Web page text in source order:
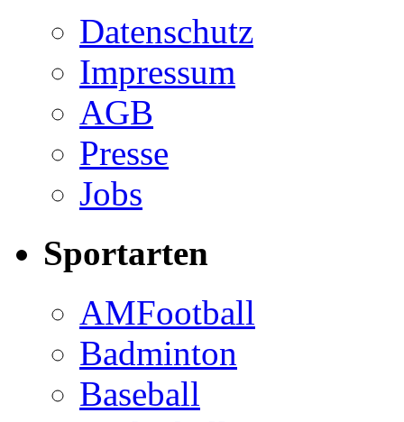
Datenschutz
Impressum
AGB
Presse
Jobs
Sportarten
AMFootball
Badminton
Baseball